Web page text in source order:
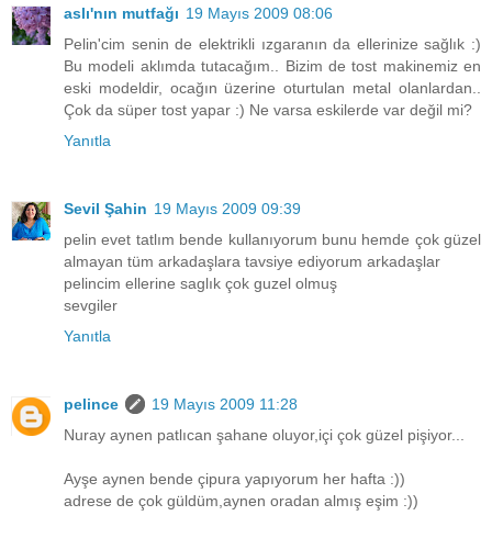
aslı'nın mutfağı 19 Mayıs 2009 08:06
Pelin'cim senin de elektrikli ızgaranın da ellerinize sağlık :)
Bu modeli aklımda tutacağım.. Bizim de tost makinemiz en
eski modeldir, ocağın üzerine oturtulan metal olanlardan..
Çok da süper tost yapar :) Ne varsa eskilerde var değil mi?
Yanıtla
Sevil Şahin 19 Mayıs 2009 09:39
pelin evet tatlım bende kullanıyorum bunu hemde çok güzel
almayan tüm arkadaşlara tavsiye ediyorum arkadaşlar
pelincim ellerine saglık çok guzel olmuş
sevgiler
Yanıtla
pelince
19 Mayıs 2009 11:28
Nuray aynen patlıcan şahane oluyor,içi çok güzel pişiyor...
Ayşe aynen bende çipura yapıyorum her hafta :))
adrese de çok güldüm,aynen oradan almış eşim :))